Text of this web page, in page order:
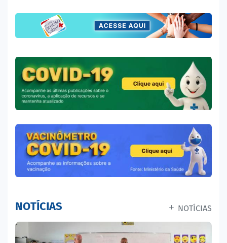
NOTÍCIAS NOTÍCIAS